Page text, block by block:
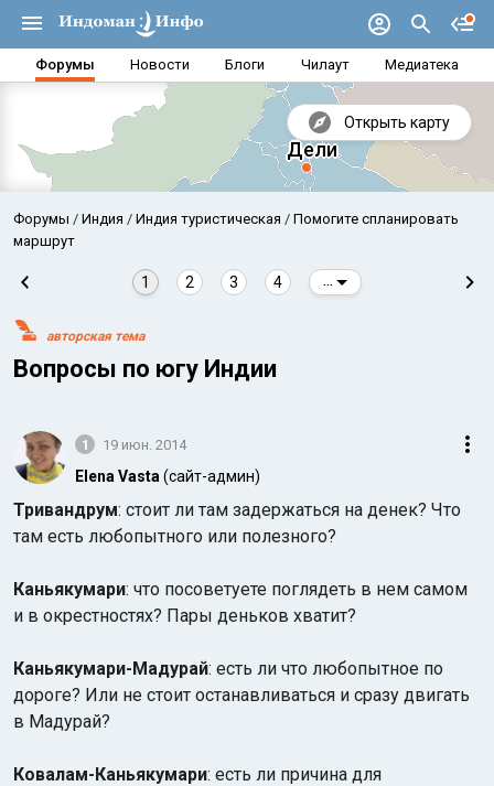
Форумы Новости Блоги Чилаут Медиатека
Открыть карту
Аравийское море
Индийский океан
Форумы Индия Индия туристическая
Помогите спланировать
маршрут
1 2 3 4
авторская тема
Вопросы по югу Индии
1 19 июн. 2014
Elena Vasta (сайт-админ)
Тривандрум: стоит ли там задержаться на денек? Что
там есть любопытного или полезного?
Каньякумари: что посоветуете поглядеть в нем самом
и в окрестностях? Пары деньков хватит?
Каньякумари-Мадурай: есть ли что любопытное по
дороге? Или не стоит останавливаться и сразу двигать
в Мадурай?
Ковалам-Каньякумари: есть ли причина для